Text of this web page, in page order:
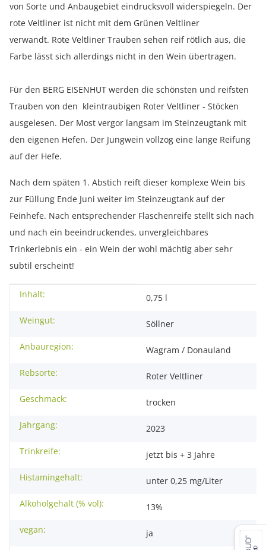
von Sorte und Anbaugebiet eindrucksvoll widerspiegeln. Der
rote Veltliner ist nicht mit dem Grünen Veltliner
verwandt. Rote Veltliner Trauben sehen reif rötlich aus, die
Farbe lässt sich allerdings nicht in den Wein übertragen.
Für den BERG EISENHUT werden die schönsten und reifsten
Trauben von den kleintraubigen Roter Veltliner - Stöcken
ausgelesen. Der Most vergor langsam im Steinzeugtank mit
den eigenen Hefen. Der Jungwein vollzog eine lange Reifung
auf der Hefe.
Nach dem späten 1. Abstich reift dieser komplexe Wein bis
zur Füllung Ende Juni weiter im Steinzeugtank auf der
Feinhefe. Nach entsprechender Flaschenreife stellt sich nach
und nach ein beeindruckendes, unvergleichbares
Trinkerlebnis ein - ein Wein der wohl mächtig aber sehr
subtil erscheint!
Produkteigenschaft
Wert
Inhalt:
0,75 l
Weingut:
Söllner
Anbauregion:
Wagram / Donauland
Rebsorte:
Roter Veltliner
Geschmack:
trocken
Jahrgang:
2023
Trinkreife:
jetzt bis + 3 Jahre
Histamingehalt:
unter 0,25 mg/Liter
Alkoholgehalt (% vol):
13%
vegan:
ja